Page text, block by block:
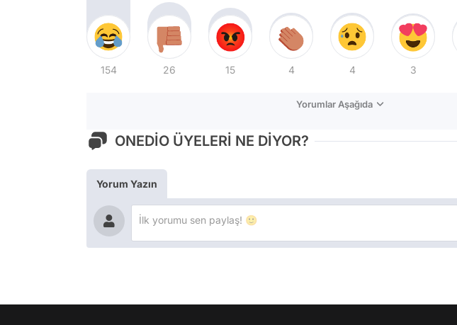
154 26 15 4 4 3
Yorumlar Aşağıda
ONEDİO ÜYELERİ NE DİYOR?
Yorum Yazın